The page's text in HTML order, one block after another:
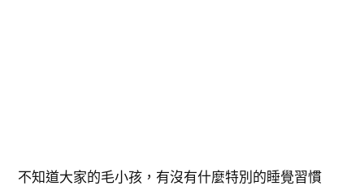
不知道大家的毛小孩，有沒有什麼特別的睡覺習慣